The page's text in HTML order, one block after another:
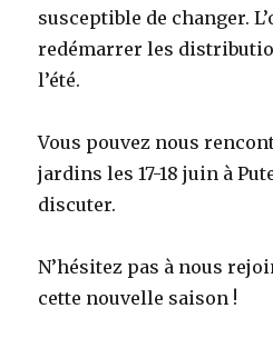
susceptible de changer.
redémarrer les
l’été.
Vous pouvez nous
jardins les 17-18 juin à
discuter.
N’hésitez pas à nous
cette nouvelle saison !